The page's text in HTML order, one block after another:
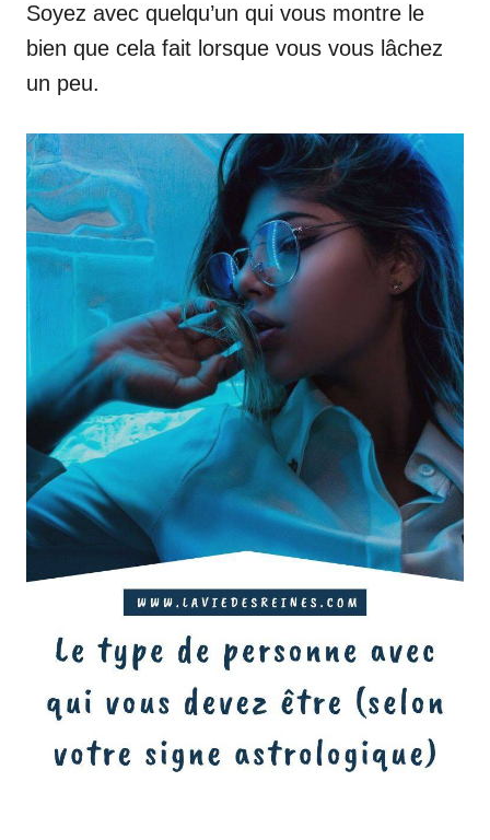
Soyez avec quelqu’un qui vous montre le
bien que cela fait lorsque vous vous lâchez
un peu.